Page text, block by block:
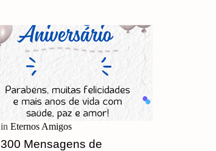
300 Mensagens de